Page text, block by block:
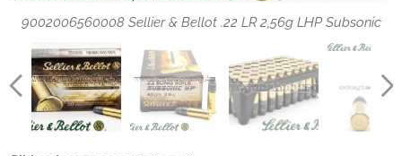
9002006560008 Sellier & Bellot .22 LR 2,56g LHP Subsonic
9002006560008 Sellier & Bellot .22 LR 2,56g LHP Subsonic
9002006560008 Sellier & Bellot .22 LR 2,56g LHP Subsonic